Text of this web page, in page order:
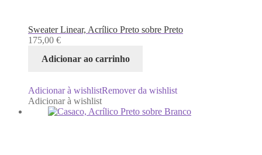
Sweater Linear, Acrílico Preto sobre Preto
175,00 €
Adicionar ao carrinho
Adicionar à wishlistRemover da wishlist
Adicionar à wishlist